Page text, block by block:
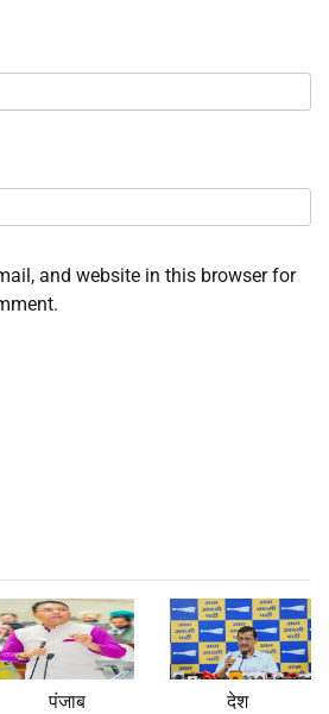
and website in this browser for
पंजाब देश